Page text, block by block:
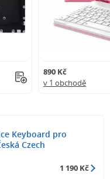
890 Kč
v 1 obchodě
Keyboard pro
Czech
1 190 Kč